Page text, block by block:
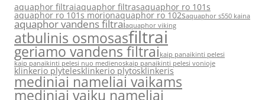
aquaphor filtraiaquaphor filtrasaquaphor ro 101s
aquaphor ro 101s morionaquaphor ro 102saquaphor s550 kaina
aquaphor vandens filtraiaquaphor viking
atbulinis osmosasfiltrai
geriamo vandens filtraikaip panaikinti pelesi
kaip panaikinti pelesi nuo medienoskaip panaikinti pelesi vonioje
klinkerio plytelesklinkerio plytosklinkeris
mediniai nameliai vaikams
mediniai vaiku nameliai